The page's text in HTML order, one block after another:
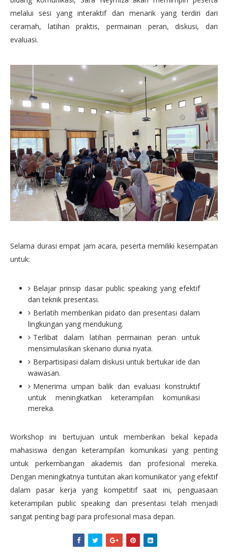
melalui sesi yang interaktif dan menarik yang terdiri dari
ceramah, latihan praktis, permainan peran, diskusi, dan
evaluasi.
Selama durasi empat jam acara, peserta memiliki kesempatan
untuk:
Belajar prinsip dasar public speaking yang efektif
dan teknik presentasi.
Berlatih memberikan pidato dan presentasi dalam
lingkungan yang mendukung.
Terlibat dalam latihan permainan peran untuk
mensimulasikan skenario dunia nyata.
Berpartisipasi dalam diskusi untuk bertukar ide dan
wawasan.
Menerima umpan balik dan evaluasi konstruktif
untuk meningkatkan keterampilan komunikasi
mereka.
Workshop ini bertujuan untuk memberikan bekal kepada
mahasiswa dengan keterampilan komunikasi yang penting
untuk perkembangan akademis dan profesional mereka.
Dengan meningkatnya tuntutan akan komunikator yang efektif
dalam pasar kerja yang kompetitif saat ini, penguasaan
keterampilan public speaking dan presentasi telah menjadi
sangat penting bagi para profesional masa depan.